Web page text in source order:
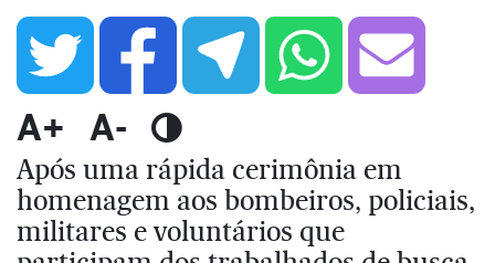
A+ A-
Após uma rápida cerimônia em
homenagem aos bombeiros, policiais,
militares e voluntários que